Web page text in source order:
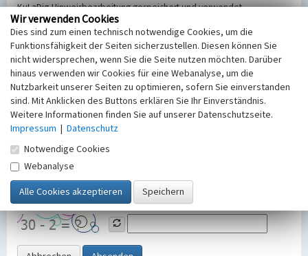
KuLaDig-Hinweisbearbeitung gespeichert und verwendet.
Selbstverständlich werden diese entsprechend der Vorschriften des
Telemediengesetzes, des Datenschutzgesetzes NRW und der seit
dem 25.05.2018 gültigen Europäischen Datenschutzgrundverordnung
(EU-DSGVO) vertraulich behandelt, beachten Sie bitte unsere
Hinweise zumDatenschutz
Nachricht
SicherheitsabfrageTragen Sie unten das Rechenergebnis aus der
Grafik ein
Wir verwenden Cookies
Dies sind zum einen technisch notwendige Cookies, um die
Funktionsfähigkeit der Seiten sicherzustellen. Diesen können Sie
nicht widersprechen, wenn Sie die Seite nutzen möchten. Darüber
hinaus verwenden wir Cookies für eine Webanalyse, um die
Nutzbarkeit unserer Seiten zu optimieren, sofern Sie einverstanden
sind. Mit Anklicken des Buttons erklären Sie Ihr Einverständnis.
Weitere Informationen finden Sie auf unserer Datenschutzseite.
Impressum | Datenschutz
Notwendige Cookies
Webanalyse